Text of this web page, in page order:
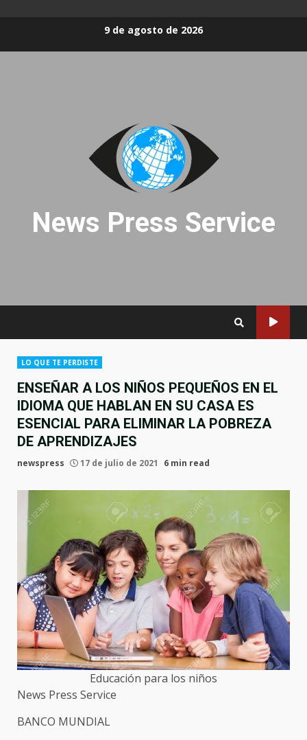
9 de agosto de 2026
News Press Service
LO QUE TE PERDISTE
ENSEÑAR A LOS NIÑOS PEQUEÑOS EN EL
IDIOMA QUE HABLAN EN SU CASA ES
ESENCIAL PARA ELIMINAR LA POBREZA
DE APRENDIZAJES
newspress 17 de julio de 2021 6 min read
Educación para los niños
News Press Service
BANCO MUNDIAL